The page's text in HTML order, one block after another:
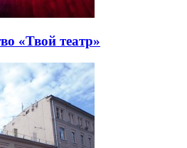
«Твой театр»